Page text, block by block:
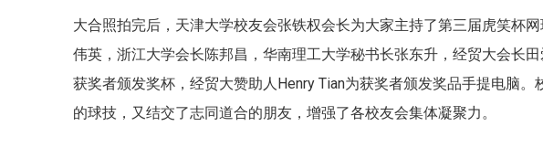
大合照拍完后，天津大学校友会张铁权会长为大家主持了第三届虎笑杯
伟英，浙江大学会长陈邦昌，华南理工大学秘书长张东升，经贸大会长
获奖者颁发奖杯，经贸大赞助人Henry Tian为获奖者颁发奖品手提电脑
的球技，又结交了志同道合的朋友，增强了各校友会集体凝聚力。